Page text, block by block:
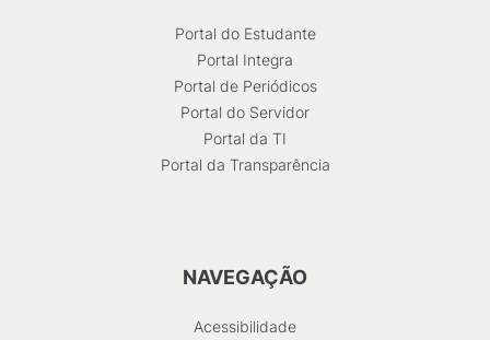
Portal do Estudante
Portal Integra
Portal de Periódicos
Portal do Servidor
Portal da TI
Portal da Transparência
NAVEGAÇÃO
Acessibilidade